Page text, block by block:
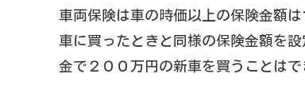
車両保険は車の時価以上の保険金額
車に買ったときと同様の保険金額を
金で２００万円の新車を買うことはで